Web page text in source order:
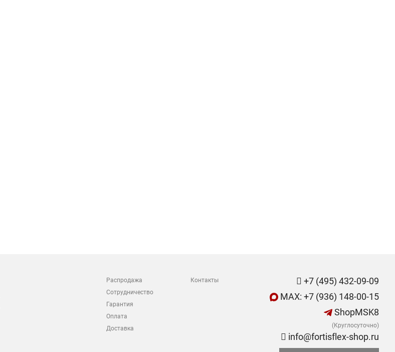
Распродажа
Сотрудничество
Гарантия
Оплата
Доставка
Контакты
+7 (495) 432-09-09
MAX: +7 (936) 148-00-15
ShopMSK8
(Круглосуточно)
info@fortisflex-shop.ru